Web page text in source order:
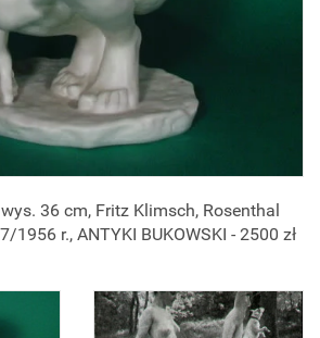
36 cm, Fritz Klimsch, Rosenthal
1956 r., ANTYKI BUKOWSKI - 2500 zł